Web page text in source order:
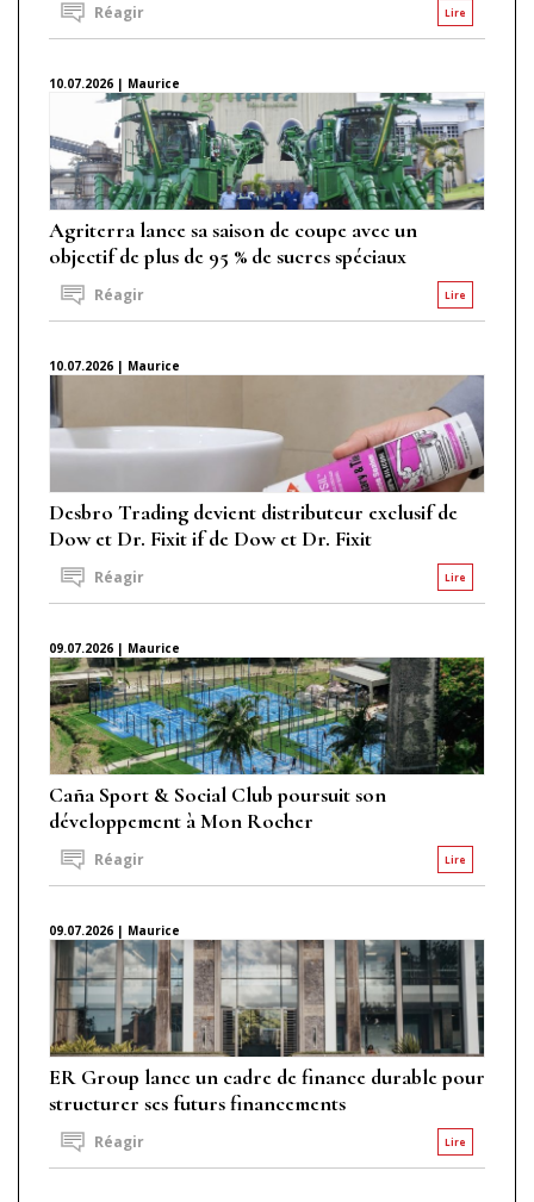
Lire
Réagir
10.07.2026 | Maurice
Agriterra lance sa saison de coupe avec un
objectif de plus de 95 % de sucres spéciaux
Lire
Réagir
10.07.2026 | Maurice
Desbro Trading devient distributeur exclusif de
Dow et Dr. Fixit if de Dow et Dr. Fixit
Lire
Réagir
09.07.2026 | Maurice
Caña Sport & Social Club poursuit son
développement à Mon Rocher
Lire
Réagir
09.07.2026 | Maurice
ER Group lance un cadre de finance durable pour
structurer ses futurs financements
Lire
Réagir